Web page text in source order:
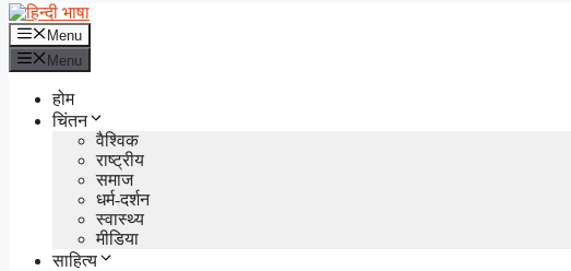
Menu
Menu
होम
चिंतन
वैश्विक
राष्ट्रीय
समाज
धर्म-दर्शन
स्वास्थ्य
मीडिया
साहित्य